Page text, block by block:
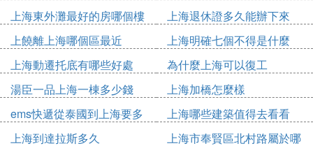
這里的烤肉來自不同的國家，也沒有特定的風格，所
有的肉都放在進門口的冰櫃里親自挑選。然後稱重買
單，有種真的在集市裡的肉攤買肉一般。
來這烤肉，強烈建議你們一定要服務員全程幫忙烤，
因為店員接受過專業的培訓，知道每一種肉烤至的時
間方法和火候，能把肉最完美的狀態呈現出來。
4、拉蒂娜Latina
期
上海東外灘最好的房哪個樓
上海退休證多久能辦下來
上饒離上海哪個區最近
上海明確七個不得是什麼
上海動遷托底有哪些好處
為什麼上海可以復工
湯臣一品上海一棟多少錢
上海加橋怎麼樣
ems快遞從泰國到上海要多
久
上海哪些建築值得去看看
上海到達拉斯多久
上海市奉賢區北村路屬於哪